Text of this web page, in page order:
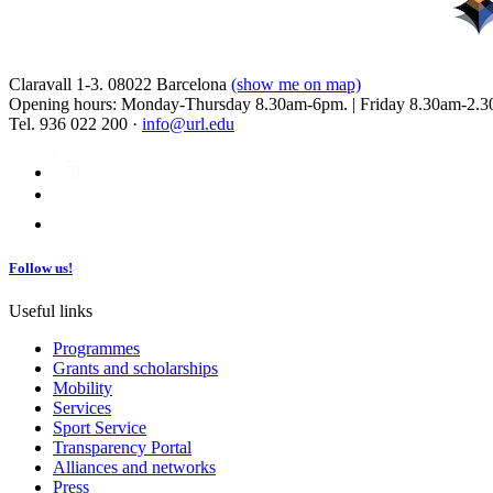
Claravall 1-3. 08022 Barcelona (show me on map)
Opening hours: Monday-Thursday 8.30am-6pm. | Friday 8.30am-
Tel. 936 022 200 · info@url.edu
Follow us!
Useful links
Programmes
Grants and scholarships
Mobility
Services
Sport Service
Transparency Portal
Alliances and networks
Press